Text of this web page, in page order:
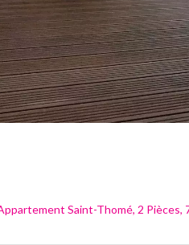
Saint-Thomé, 2 Pièces,